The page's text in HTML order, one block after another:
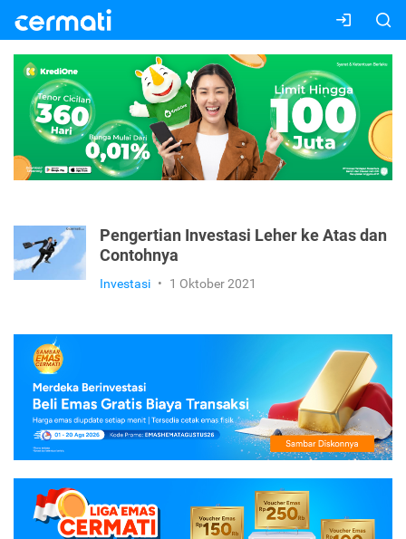
Pengertian Investasi Leher ke Atas dan
Contohnya
Investasi • 1 Oktober 2021